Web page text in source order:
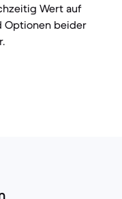
Wert auf
Optionen beider